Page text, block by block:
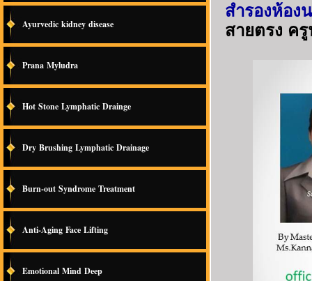
Ayurvedic kidney disease
Prana Myludra
Hot Stone Lymphatic Drainge
Dry Brushing Lymphatic Drainage
Burn-out Syndrome Treatment
Anti-Aging Face Lifting
Emotional Mind Deep
สำรองห้อง
สายตรง ครู